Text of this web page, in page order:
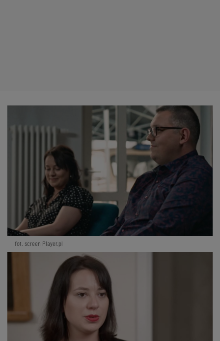
fot. screen Player.pl